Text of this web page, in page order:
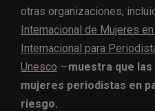
otras organizaciones,
Internacional de Mujeres
Internacional para
Unesco —muestra que
mujeres periodistas en
riesgo.